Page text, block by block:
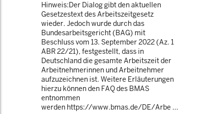
Hinweis:Der Dialog gibt den aktuellen
Gesetzestext des Arbeitszeitgesetz
wieder. Jedoch wurde durch das
Bundesarbeitsgericht (BAG) mit
Beschluss vom 13. September 2022 (Az. 1
ABR 22/21), festgestellt, dass in
Deutschland die gesamte Arbeitszeit der
Arbeitnehmerinnen und Arbeitnehmer
aufzuzeichnen ist. Weitere Erläuterungen
hierzu können den FAQ des BMAS
entnommen
werden https://www.bmas.de/DE/Arbe ...